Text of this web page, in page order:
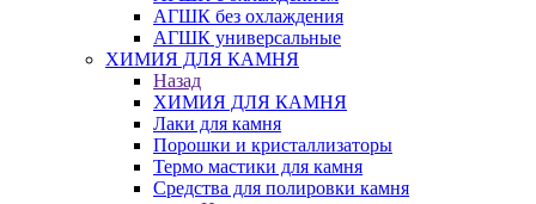
АГШК без охлаждения
АГШК универсальные
ХИМИЯ ДЛЯ КАМНЯ
Назад
ХИМИЯ ДЛЯ КАМНЯ
Лаки для камня
Порошки и кристаллизаторы
Термо мастики для камня
Средства для полировки камня